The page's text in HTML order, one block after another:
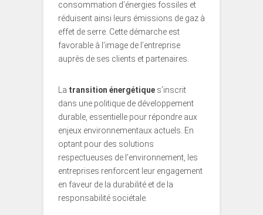
consommation d’énergies fossiles et
réduisent ainsi leurs émissions de gaz à
effet de serre. Cette démarche est
favorable à l’image de l’entreprise
auprès de ses clients et partenaires.
La transition énergétique s’inscrit
dans une politique de développement
durable, essentielle pour répondre aux
enjeux environnementaux actuels. En
optant pour des solutions
respectueuses de l’environnement, les
entreprises renforcent leur engagement
en faveur de la durabilité et de la
responsabilité sociétale.